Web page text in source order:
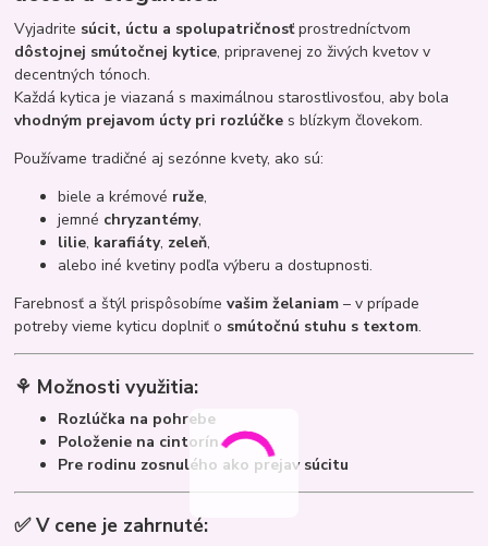
Vyjadrite súcit, úctu a spolupatričnosťprostredníctvom
dôstojnej smútočnej kytice, pripravenej zo živých kvetov v
decentných tónoch.
Každá kytica je viazaná s maximálnou starostlivosťou, aby bola
vhodným prejavom úcty pri rozlúčke s blízkym človekom.
Používame tradičné aj sezónne kvety, ako sú:
biele a krémové ruže,
jemné chryzantémy,
lilie, karafiáty, zeleň,
alebo iné kvetiny podľa výberu a dostupnosti.
Farebnosť a štýl prispôsobímevašim želaniam – v prípade
potreby vieme kyticu doplniť o smútočnú stuhu s textom.
⚘ Možnosti využitia:
Rozlúčka na pohrebe
Položenie na cintorín
Pre rodinu zosnulého ako prejav súcitu
✅ V cene je zahrnuté: